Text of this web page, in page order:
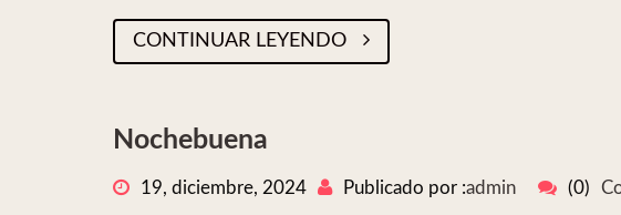
CONTINUAR LEYENDO
Nochebuena
19, diciembre, 2024 Publicado por :admin (0)